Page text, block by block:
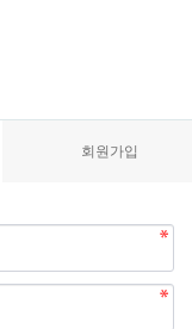
회원가입